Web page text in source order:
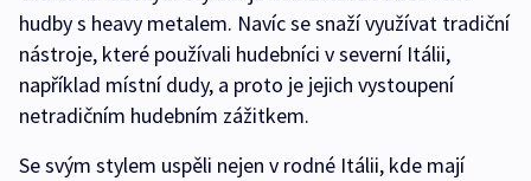
hudby s heavy metalem. Navíc se snaží využívat tradiční
nástroje, které používali hudebníci v severní Itálii,
například místní dudy, a proto je jejich vystoupení
netradičním hudebním zážitkem.
Se svým stylem uspěli nejen v rodné Itálii, kde mají